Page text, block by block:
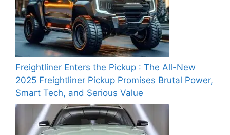
Freightliner Enters the Pickup : The All-New
2025 Freightliner Pickup Promises Brutal Power,
Smart Tech, and Serious Value